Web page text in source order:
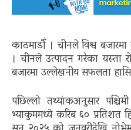
काठमाडौँ । चीनले विश्व
। चीनले उत्पादन गरेका यस्ता
बजारमा उल्लेखनीय सफलता
पछिल्लो तथ्यांकअनुसार
भ्याकुममध्ये करिब ६० प्रतिशत